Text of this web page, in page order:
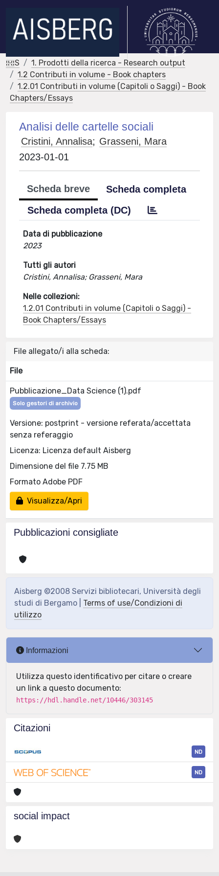
IRIS
1. Prodotti della ricerca - Research output
1.2 Contributi in volume - Book chapters
1.2.01 Contributi in volume (Capitoli o Saggi) - Book
Chapters/Essays
Analisi delle cartelle sociali
Cristini, Annalisa; Grasseni, Mara
2023-01-01
Scheda breve
Scheda completa
Scheda completa (DC)
Data di pubblicazione
2023
Tutti gli autori
Cristini, Annalisa; Grasseni, Mara
Nelle collezioni:
1.2.01 Contributi in volume (Capitoli o Saggi) -
Book Chapters/Essays
File allegato/i alla scheda:
File
Pubblicazione_Data Science (1).pdf
Solo gestori di archivio
Versione: postprint - versione referata/accettata
senza referaggio
Licenza: Licenza default Aisberg
Dimensione del file 7.75 MB
Formato Adobe PDF
Visualizza/Apri
Pubblicazioni consigliate
Aisberg ©2008 Servizi bibliotecari, Università degli
studi di Bergamo | Terms of use/Condizioni di
utilizzo
Informazioni
Utilizza questo identificativo per citare o creare
un link a questo documento:
https://hdl.handle.net/10446/303145
Citazioni
ND
ND
social impact